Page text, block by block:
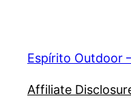
Espírito Outdoor
Affiliate